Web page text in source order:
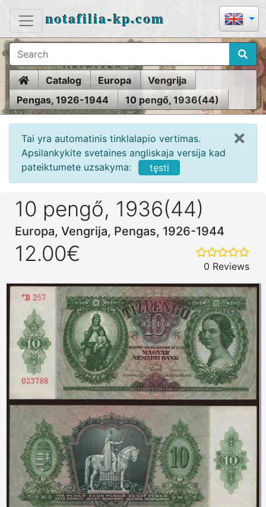
notafilia-kp.com
HomeCatalog Europa
Vengrija
Pengas, 1926-1944
10 pengő, 1936(44)
Tai yra automatinis tinklalapio vertimas.
Apsilankykite svetaines angliskaja versija kad
pateiktumete uzsakyma:
tęsti
10 pengő, 1936(44)
Europa, Vengrija, Pengas, 1926-1944
12.00€
0 Reviews